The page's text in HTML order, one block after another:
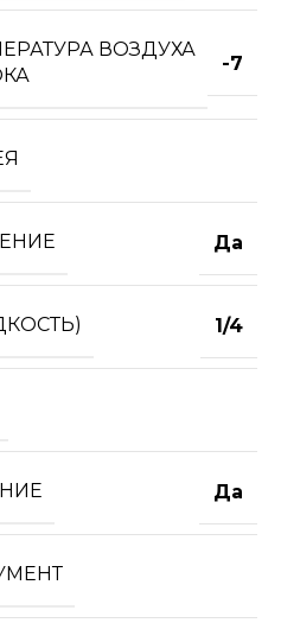
ВОЗДУХА
-7
Да
1/4
Да